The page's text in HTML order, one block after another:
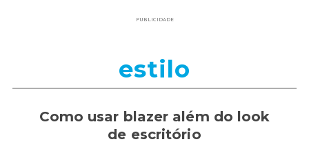
PUBLICIDADE
estilo
Como usar blazer além do look
de escritório